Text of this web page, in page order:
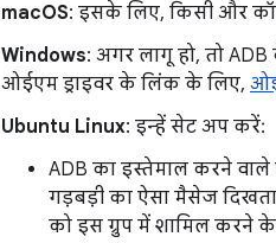
macOS: इसके लिए, किसी और
Windows: अगर लागू हो, तो
ओईएम ड्राइवर के लिंक के लिए,
Ubuntu Linux: इन्हें सेट अप करें:
ADB का इस्तेमाल करने वाले
गड़बड़ी का ऐसा मैसेज
को इस ग्रुप में शामिल करने